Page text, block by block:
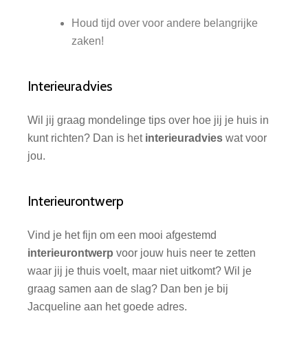
Houd tijd over voor andere belangrijke
zaken!
Interieuradvies
Wil jij graag mondelinge tips over hoe jij je huis in
kunt richten? Dan is het interieuradvies wat voor
jou.
Interieurontwerp
Vind je het fijn om een mooi afgestemd
interieurontwerp voor jouw huis neer te zetten
waar jij je thuis voelt, maar niet uitkomt? Wil je
graag samen aan de slag? Dan ben je bij
Jacqueline aan het goede adres.